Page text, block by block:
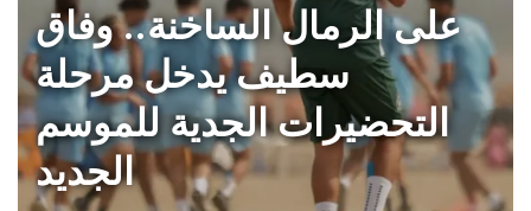
على الرمال الساخنة.. وفاق
سطيف يدخل مرحلة
التحضيرات الجدية للموسم
الجديد